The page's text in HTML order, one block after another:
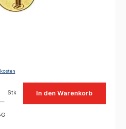
Stk In den Warenkorb